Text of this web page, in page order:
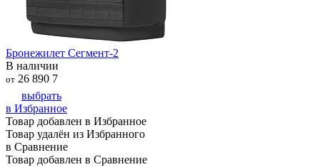
Бронежилет Сегмент-2
В наличии
от 26 890 7
выбрать
в Избранное
Товар добавлен в Избранное
Товар удалён из Избранного
в Сравнение
Товар добавлен в Сравнение